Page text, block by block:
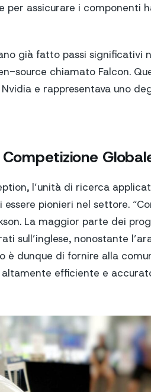
per assicurare i componenti
già fatto passi significativi
source chiamato Falcon.
e rappresentava uno
l’unità di ricerca
pionieri nel settore.
La maggior parte dei
sull’inglese, nonostante
è dunque di fornire alla
efficiente e